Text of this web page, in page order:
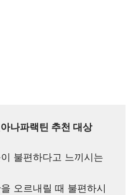
나파랙틴 추천 대상
불편하다고 느끼시는
오르내릴 때 불편하시